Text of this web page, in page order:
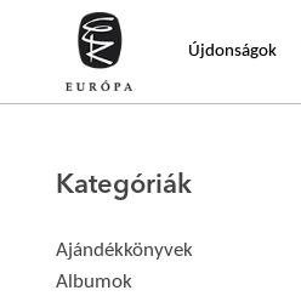
Újdonságok
Kategóriák
Ajándékkönyvek
Albumok